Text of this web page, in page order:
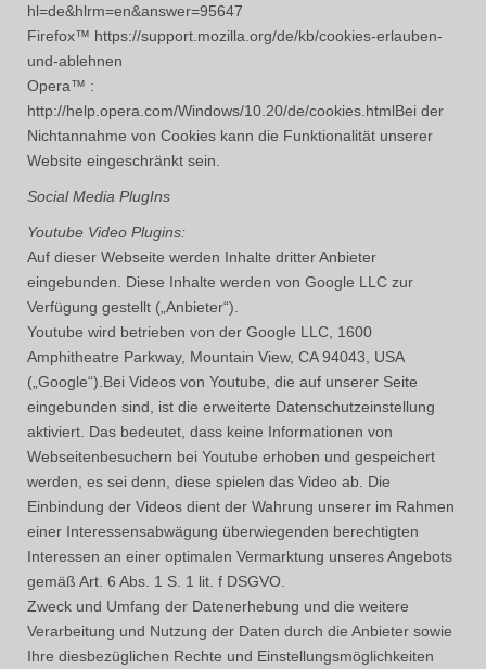
hl=de&hlrm=en&answer=95647
Firefox™ https://support.mozilla.org/de/kb/cookies-erlauben-
und-ablehnen
Opera™ :
http://help.opera.com/Windows/10.20/de/cookies.htmlBei der
Nichtannahme von Cookies kann die Funktionalität unserer
Website eingeschränkt sein.
Social Media PlugIns
Youtube Video Plugins:
Auf dieser Webseite werden Inhalte dritter Anbieter
eingebunden. Diese Inhalte werden von Google LLC zur
Verfügung gestellt („Anbieter“).
Youtube wird betrieben von der Google LLC, 1600
Amphitheatre Parkway, Mountain View, CA 94043, USA
(„Google“).Bei Videos von Youtube, die auf unserer Seite
eingebunden sind, ist die erweiterte Datenschutzeinstellung
aktiviert. Das bedeutet, dass keine Informationen von
Webseitenbesuchern bei Youtube erhoben und gespeichert
werden, es sei denn, diese spielen das Video ab. Die
Einbindung der Videos dient der Wahrung unserer im Rahmen
einer Interessensabwägung überwiegenden berechtigten
Interessen an einer optimalen Vermarktung unseres Angebots
gemäß Art. 6 Abs. 1 S. 1 lit. f DSGVO.
Zweck und Umfang der Datenerhebung und die weitere
Verarbeitung und Nutzung der Daten durch die Anbieter sowie
Ihre diesbezüglichen Rechte und Einstellungsmöglichkeiten